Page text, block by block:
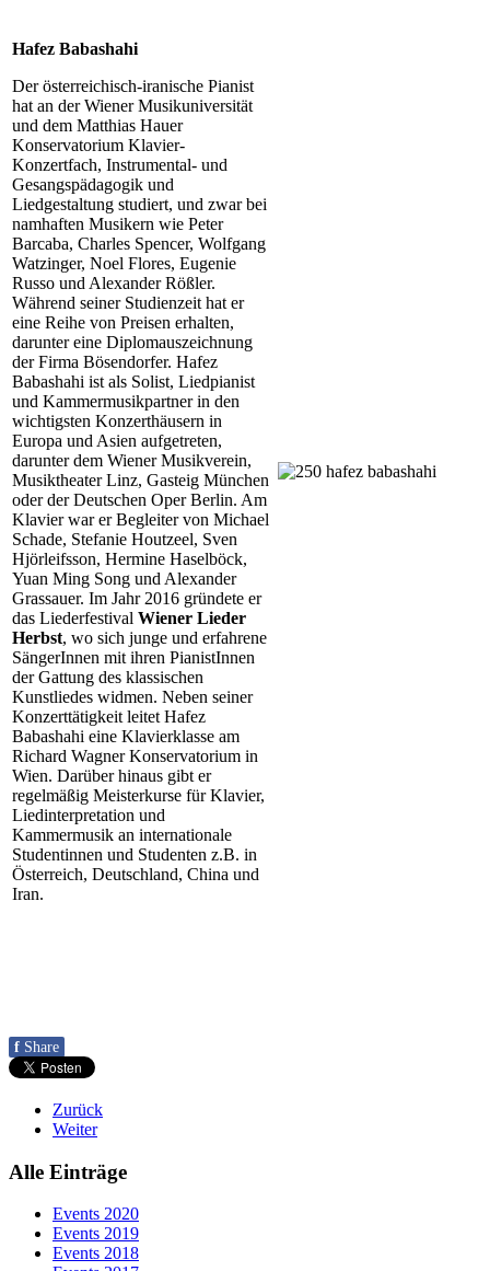
Hafez Babashahi
Der österreichisch-iranische Pianist
hat an der Wiener Musikuniversität
und dem Matthias Hauer
Konservatorium Klavier-
Konzertfach, Instrumental- und
Gesangspädagogik und
Liedgestaltung studiert, und zwar bei
namhaften Musikern wie Peter
Barcaba, Charles Spencer, Wolfgang
Watzinger, Noel Flores, Eugenie
Russo und Alexander Rößler.
Während seiner Studienzeit hat er
eine Reihe von Preisen erhalten,
darunter eine Diplomauszeichnung
der Firma Bösendorfer. Hafez
Babashahi ist als Solist, Liedpianist
und Kammermusikpartner in den
wichtigsten Konzerthäusern in
Europa und Asien aufgetreten,
darunter dem Wiener Musikverein,
Musiktheater Linz, Gasteig München
oder der Deutschen Oper Berlin. Am
Klavier war er Begleiter von Michael
Schade, Stefanie Houtzeel, Sven
Hjörleifsson, Hermine Haselböck,
Yuan Ming Song und Alexander
Grassauer. Im Jahr 2016 gründete er
das Liederfestival Wiener Lieder
Herbst, wo sich junge und erfahrene
SängerInnen mit ihren PianistInnen
der Gattung des klassischen
Kunstliedes widmen. Neben seiner
Konzerttätigkeit leitet Hafez
Babashahi eine Klavierklasse am
Richard Wagner Konservatorium in
Wien. Darüber hinaus gibt er
regelmäßig Meisterkurse für Klavier,
Liedinterpretation und
Kammermusik an internationale
Studentinnen und Studenten z.B. in
Österreich, Deutschland, China und
Iran.
f Share
Zurück
Weiter
Alle Einträge
Events 2020
Events 2019
Events 2018